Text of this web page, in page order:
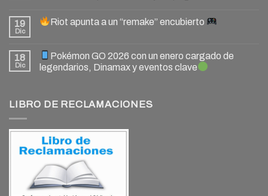
19
Dic
Riot apunta a un “remake” encubierto
18
Dic
Pokémon GO 2026 con un enero cargado de
legendarios, Dinamax y eventos clave
LIBRO DE RECLAMACIONES